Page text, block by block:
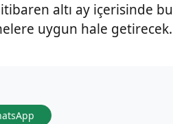
altı ay içerisinde
uygun hale getirecek.